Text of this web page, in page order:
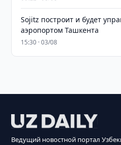
Sojitz построит и будет
аэропортом Ташкента
15:30 · 03/08
Ведущий новостной портал